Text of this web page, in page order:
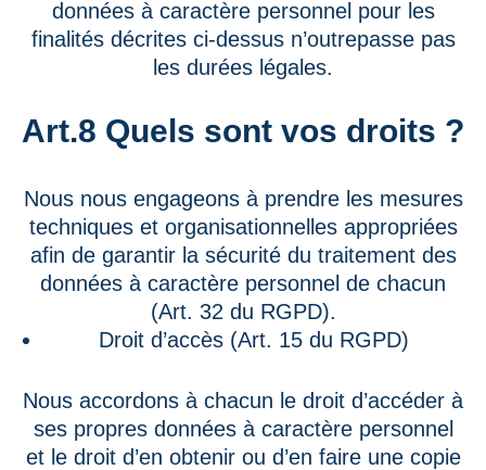
données à caractère personnel pour les
finalités décrites ci-dessus n’outrepasse pas
les durées légales.
Art.8 Quels sont vos droits ?
Nous nous engageons à prendre les mesures
techniques et organisationnelles appropriées
afin de garantir la sécurité du traitement des
données à caractère personnel de chacun
(Art. 32 du RGPD).
Droit d’accès (Art. 15 du RGPD)
Nous accordons à chacun le droit d’accéder à
ses propres données à caractère personnel
et le droit d’en obtenir ou d’en faire une copie